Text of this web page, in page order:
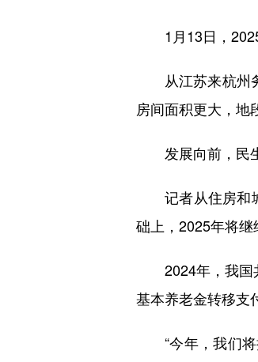
1月13日，2025
从江苏来杭州务
房间面积更大，地
发展向前，民生
记者从住房和城
础上，2025年将继
2024年，我国共
基本养老金转移支
“今年，我们将